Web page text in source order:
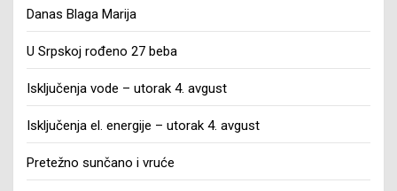
Danas Blaga Marija
U Srpskoj rođeno 27 beba
Isključenja vode – utorak 4. avgust
Isključenja el. energije – utorak 4. avgust
Pretežno sunčano i vruće